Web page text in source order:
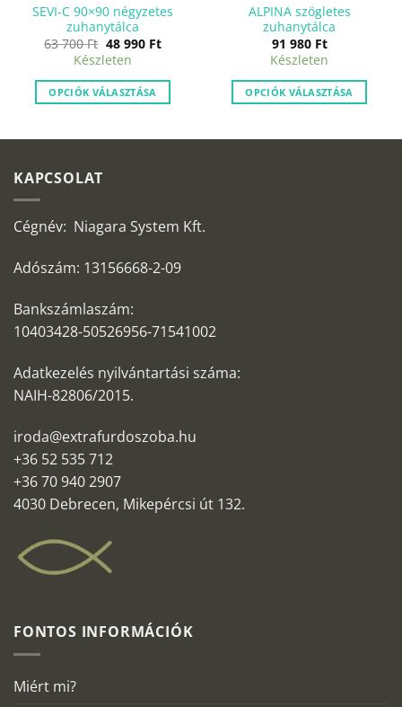
SEVI-C 90×90 négyzetes
zuhanytálca
63 700Ft Original
price
was:
63
700 Ft.
48 990 FtCurrent
price
48
Készleten
OPCIÓK VÁLASZTÁSA
ALPINA szögletes
zuhanytálca
91 980 Ft
Készleten
OPCIÓK VÁLASZTÁSA
KAPCSOLAT
Cégnév: Niagara System Kft.
Adószám: 13156668-2-09
Bankszámlaszám:
10403428-50526956-71541002
Adatkezelés nyilvántartási száma:
NAIH-82806/2015.
iroda@extrafurdoszoba.hu
+36 52 535 712
+36 70 940 2907
4030 Debrecen, Mikepércsi út 132.
FONTOS INFORMÁCIÓK
Miért mi?